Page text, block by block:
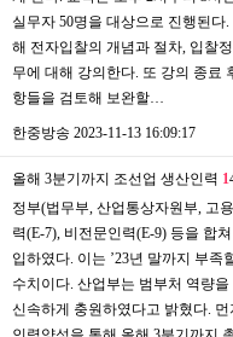
실무자 50명을 대상으로 진행된
해 전자입찰의 개념과 절차, 입찰
무에 대해 강의한다. 또 강의 종료
항들을 검토해 보완할…
한중방송 2023-11-13 16:09:17
올해 3분기까지 조선업 생산인력 1
정부(법무부, 산업통상자원부, 고
력(E-7), 비전문인력(E-9) 등을 합
입하였다. 이는 ’23년 말까지 부족
수치이다. 산업부는 범부처 역량
신속하게 충원하였다고 밝혔다.